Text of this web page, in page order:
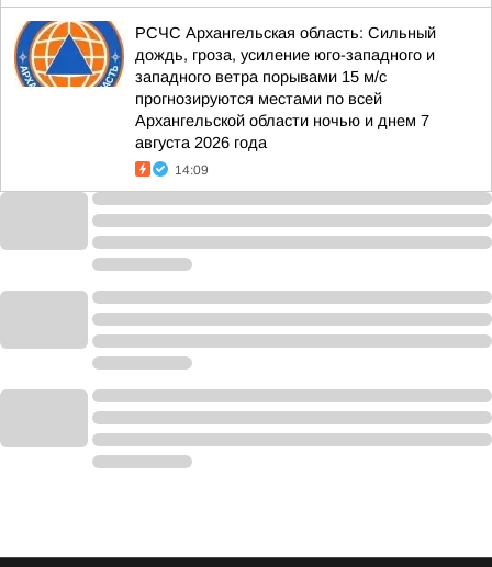
РСЧС Архангельская область: Сильный
дождь, гроза, усиление юго-западного и
западного ветра порывами 15 м/с
прогнозируются местами по всей
Архангельской области ночью и днем 7
августа 2026 года
14:09